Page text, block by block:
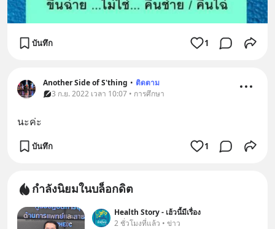
บันทึก 1
Another Side of S'thing • ติดตาม
3 ก.ย. 2022 เวลา 10:07 • การศึกษา
นะค่ะ
บันทึก 1
กำลังนิยมในบล็อกดิต
Health Story - เฮ้วนี้มีเรื่อง
2 ชั่วโมงที่แล้ว • ข่าว